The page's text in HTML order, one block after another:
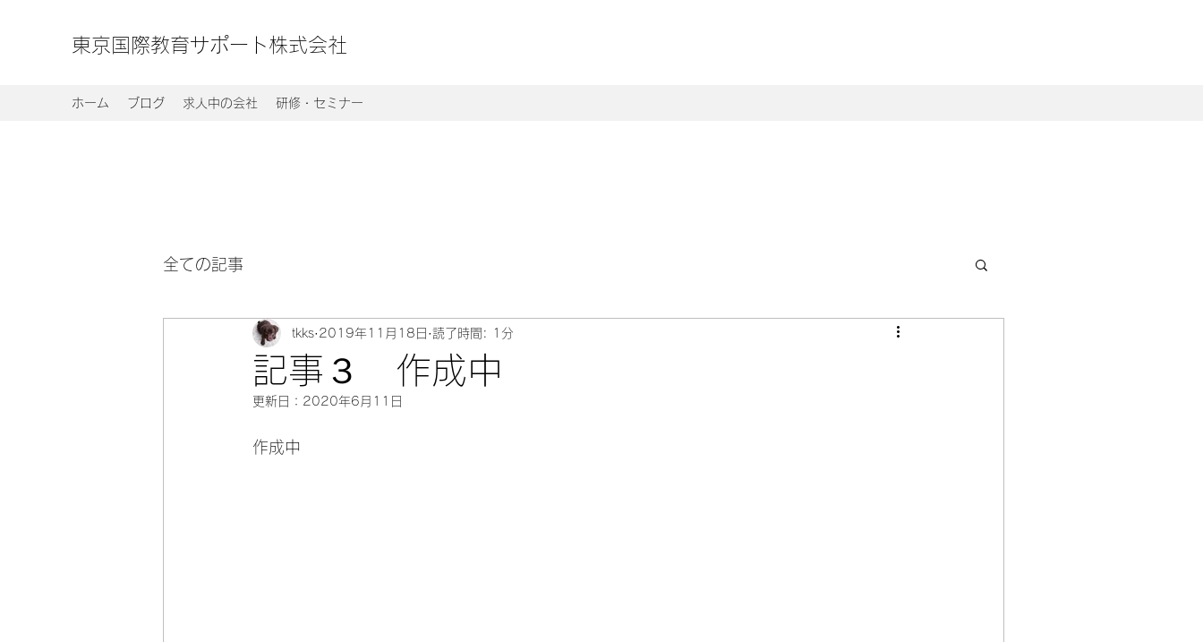
東京国際教育サポート株式会社
ホーム ブログ 求人中の会社 研修・セミナー
全ての記事
記事３ 作成中
tkks 2019年11月18日 読了時間: 1分
更新日： 2020年6月11日
作成中